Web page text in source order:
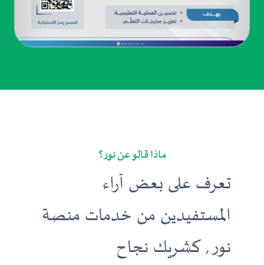
ماذا قالو عن نور ؟
تعرف على بعض آراء
المستفيدين من خدمات منصة
نور , كشريك نجاح